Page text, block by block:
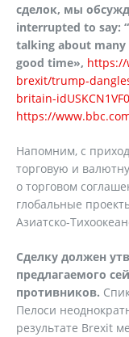
сделок, мы
interrupted to say:
talking about many
good time», https://
brexit/trump-
britain-
https://
Напомним, с
торговую и
о торговом
глобальные
Азиатско-
Сделку должен
предлагаемого
противников.
Пелоси
результате Brexit